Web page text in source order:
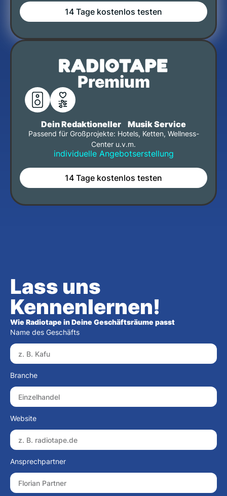
14 Tage kostenlos testen
Premium
Dein Redaktioneller Musik Service
Passend für Großprojekte: Hotels, Ketten, Wellness-
Center u.v.m.
individuelle Angebotserstellung
14 Tage kostenlos testen
Lass uns
Kennenlernen!
Wie Radiotape in Deine Geschäftsräume passt
Name des Geschäfts
Branche
Website
Ansprechpartner